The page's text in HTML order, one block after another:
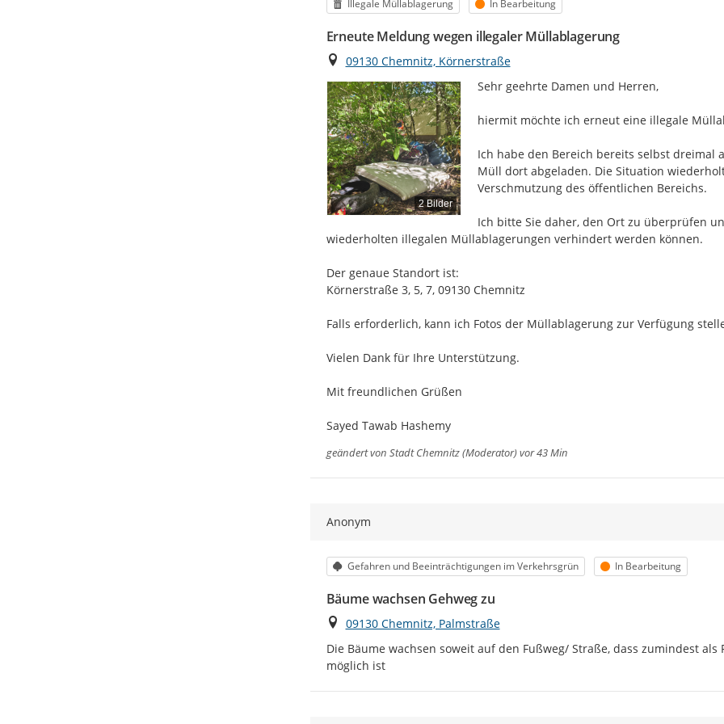
Kategorie
Illegale Müllablagerung Status
In Bearbeitung
Erneute Meldung wegen illegaler Müllablagerung
Ort
09130 Chemnitz, Körnerstraße
2 Bilder
Sehr geehrte Damen und Herren,
hiermit möchte ich erneut eine illegale
Ich habe den Bereich bereits selbst
Müll dort abgeladen. Die Situation
Verschmutzung des öffentlichen Bereichs.
Ich bitte Sie daher, den Ort zu überprüfen
wiederholten illegalen Müllablagerungen verhindert werden können.
Der genaue Standort ist:
Körnerstraße 3, 5, 7, 09130 Chemnitz
Falls erforderlich, kann ich Fotos der Müllablagerung zur Verfügung
Vielen Dank für Ihre Unterstützung.
Mit freundlichen Grüßen
Sayed Tawab Hashemy
geändert von Stadt Chemnitz (Moderator)vor 43 Min
Anonym
Kategorie
Gefahren und Beeinträchtigungen im Verkehrsgrün Status
In Bearbeitung
Bäume wachsen Gehweg zu
Ort
09130 Chemnitz, Palmstraße
Die Bäume wachsen soweit auf den Fußweg/ Straße, dass zumindest
möglich ist